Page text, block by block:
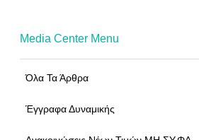
Media Center Menu
Όλα Τα Άρθρα
Έγγραφα Δυναμικής